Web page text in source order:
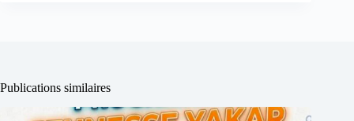
Publications similaires